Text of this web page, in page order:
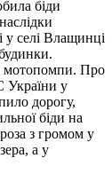
біди
у селі Влащинці
мотопомпи. Про
України у
дорогу,
біди на
з громом у
а у